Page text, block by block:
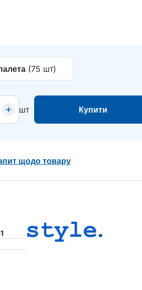
(75 шт)
шт Купити
щодо товару